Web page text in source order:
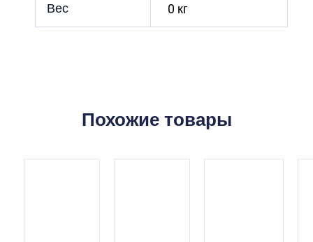
Вес 0 кг
Похожие товары